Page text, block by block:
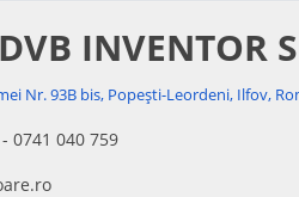
INVENTOR
Nr. 93B bis, Popești-Leordeni, Ilfov,
0741 040 759